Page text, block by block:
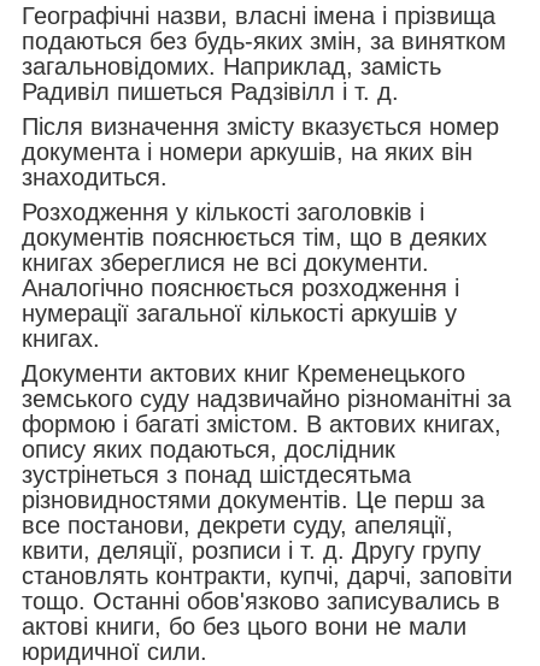
Географічні назви, власні імена і прізвища
подаються без будь-яких змін, за винятком
загальновідомих. Наприклад, замість
Радивіл пишеться Радзівілл і т. д.
Після визначення змісту вказується номер
документа і номери аркушів, на яких він
знаходиться.
Розходження у кількості заголовків і
документів пояснюється тім, що в деяких
книгах збереглися не всі документи.
Аналогічно пояснюється розходження і
нумерації загальної кількості аркушів у
книгах.
Документи актових книг Кременецького
земського суду надзвичайно різноманітні за
формою і багаті змістом. В актових книгах,
опису яких подаються, дослідник
зустрінеться з понад шістдесятьма
різновидностями документів. Це перш за
все постанови, декрети суду, апеляції,
квити, деляції, розписи і т. д. Другу групу
становлять контракти, купчі, дарчі, заповіти
тощо. Останні обов'язково записувались в
актові книги, бо без цього вони не мали
юридичної сили.